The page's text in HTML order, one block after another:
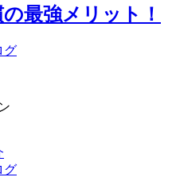
最強メリット！
グ
グ